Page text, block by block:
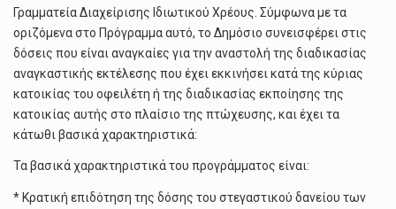
Γραμματεία Διαχείρισης Ιδιωτικού Χρέους. Σύμφωνα με τα
οριζόμενα στο Πρόγραμμα αυτό, το Δημόσιο συνεισφέρει στις
δόσεις που είναι αναγκαίες για την αναστολή της διαδικασίας
αναγκαστικής εκτέλεσης που έχει εκκινήσει κατά της κύριας
κατοικίας του οφειλέτη ή της διαδικασίας εκποίησης της
κατοικίας αυτής στο πλαίσιο της πτώχευσης, και έχει τα
κάτωθι βασικά χαρακτηριστικά:
Τα βασικά χαρακτηριστικά του προγράμματος είναι:
* Κρατική επιδότηση της δόσης του στεγαστικού δανείου των